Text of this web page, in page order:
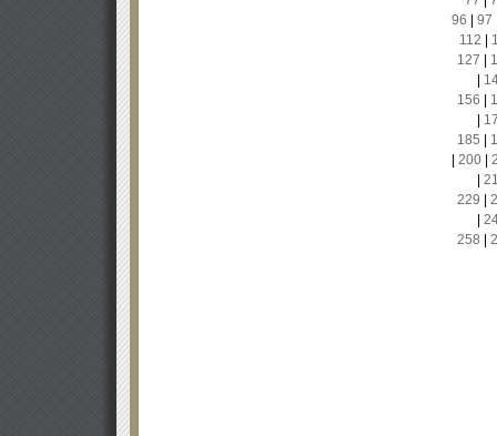
96
97
112
127
156
185
200|
229
258